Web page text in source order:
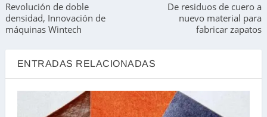
Revolución de doble
densidad, Innovación de
máquinas Wintech
De residuos de cuero a
nuevo material para
fabricar zapatos
ENTRADAS RELACIONADAS